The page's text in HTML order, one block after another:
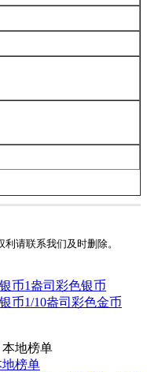
请联系我们及时删除。
币1盎司彩色银币
币1/10盎司彩色金币
榜单